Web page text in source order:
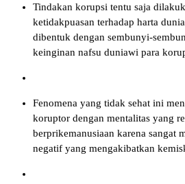
Tindakan korupsi tentu saja
ketidakpuasan terhadap harta
dibentuk dengan sembunyi-
keinginan nafsu duniawi para
Fenomena yang tidak sehat ini
koruptor dengan mentalitas yang
berprikemanusiaan karena sangat
negatif yang mengakibatkan